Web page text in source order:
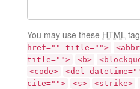
You may use these HTML
href="" title="">
title="">
<b>
<code>
<del
cite="">
<s> <strike>